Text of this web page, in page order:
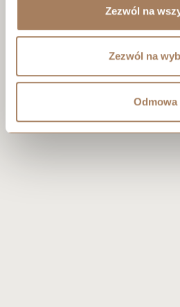
Zezwól na
Zezwól na
Odmowa